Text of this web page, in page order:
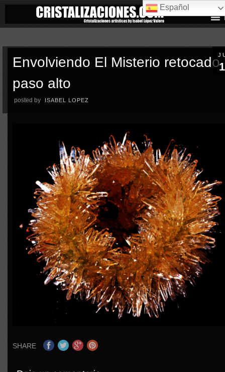
Envolviendo El Misterio retocado
paso alto
posted by ISABEL LOPEZ
SHARE
Español